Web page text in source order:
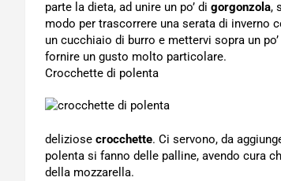
parte la dieta, ad unire un po’ di gorgonzola,
modo per trascorrere una serata di inverno
un cucchiaio di burro e mettervi sopra un po’
fornire un gusto molto particolare.
Crocchette di polenta
deliziose crocchette. Ci servono, da
polenta si fanno delle palline, avendo cura
della mozzarella.